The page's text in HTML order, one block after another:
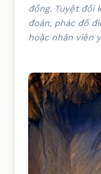
đồng. Tuyệt đối
đoán, phác đồ
hoặc nhân viên